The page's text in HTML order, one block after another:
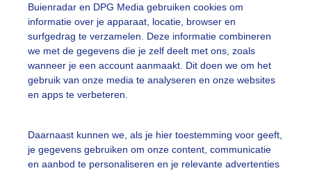
Buienradar en DPG Media gebruiken cookies om
informatie over je apparaat, locatie, browser en
surfgedrag te verzamelen. Deze informatie combineren
we met de gegevens die je zelf deelt met ons, zoals
wanneer je een account aanmaakt. Dit doen we om het
gebruik van onze media te analyseren en onze websites
en apps te verbeteren.
Daarnaast kunnen we, als je hier toestemming voor geeft,
je gegevens gebruiken om onze content, communicatie
en aanbod te personaliseren en je relevante advertenties
#levendestandbeelden #maan #mensen
#natuur
#regenwolken #schilders
#strand #strandbedjes #terras
vragen
Mijn weer
De Bilt